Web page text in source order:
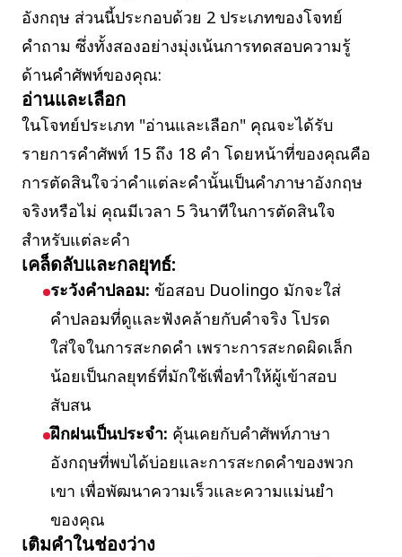
อังกฤษ ส่วนนี้ประกอบด้วย 2 ประเภทของโจทย์
คำถาม ซึ่งทั้งสองอย่างมุ่งเน้นการทดสอบความรู้
ด้านคำศัพท์ของคุณ:
อ่านและเลือก
ในโจทย์ประเภท "อ่านและเลือก" คุณจะได้รับ
รายการคำศัพท์ 15 ถึง 18 คำ โดยหน้าที่ของคุณคือ
การตัดสินใจว่าคำแต่ละคำนั้นเป็นคำภาษาอังกฤษ
จริงหรือไม่ คุณมีเวลา 5 วินาทีในการตัดสินใจ
สำหรับแต่ละคำ
เคล็ดลับและกลยุทธ์:
ระวังคำปลอม: ข้อสอบ Duolingo มักจะใส่
คำปลอมที่ดูและฟังคล้ายกับคำจริง โปรด
ใส่ใจในการสะกดคำ เพราะการสะกดผิดเล็ก
น้อยเป็นกลยุทธ์ที่มักใช้เพื่อทำให้ผู้เข้าสอบ
สับสน
ฝึกฝนเป็นประจำ: คุ้นเคยกับคำศัพท์ภาษา
อังกฤษที่พบได้บ่อยและการสะกดคำของพวก
เขา เพื่อพัฒนาความเร็วและความแม่นยำ
ของคุณ
เติมคำในช่องว่าง